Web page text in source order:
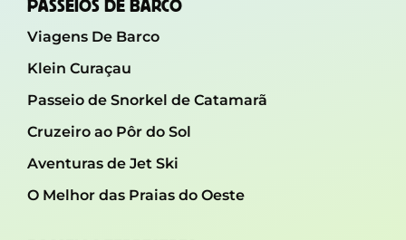
PASSEIOS DE BARCO
Viagens De Barco
Klein Curaçau
Passeio de Snorkel de Catamarã
Cruzeiro ao Pôr do Sol
Aventuras de Jet Ski
O Melhor das Praias do Oeste